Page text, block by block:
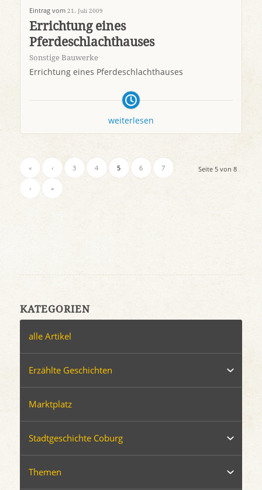
Eintrag vom 21. Juli 2009
Errichtung eines
Pferdeschlachthauses
Sonstige Bauwerke
Errichtung eines Pferdeschlachthauses
weiterlesen
Seite 5 von 8
« ‹ 3 4 5 6 7
› »
KATEGORIEN
alle Artikel
Erzählte Geschichten
Marktplatz
Stadtgeschichte Coburg
Themen